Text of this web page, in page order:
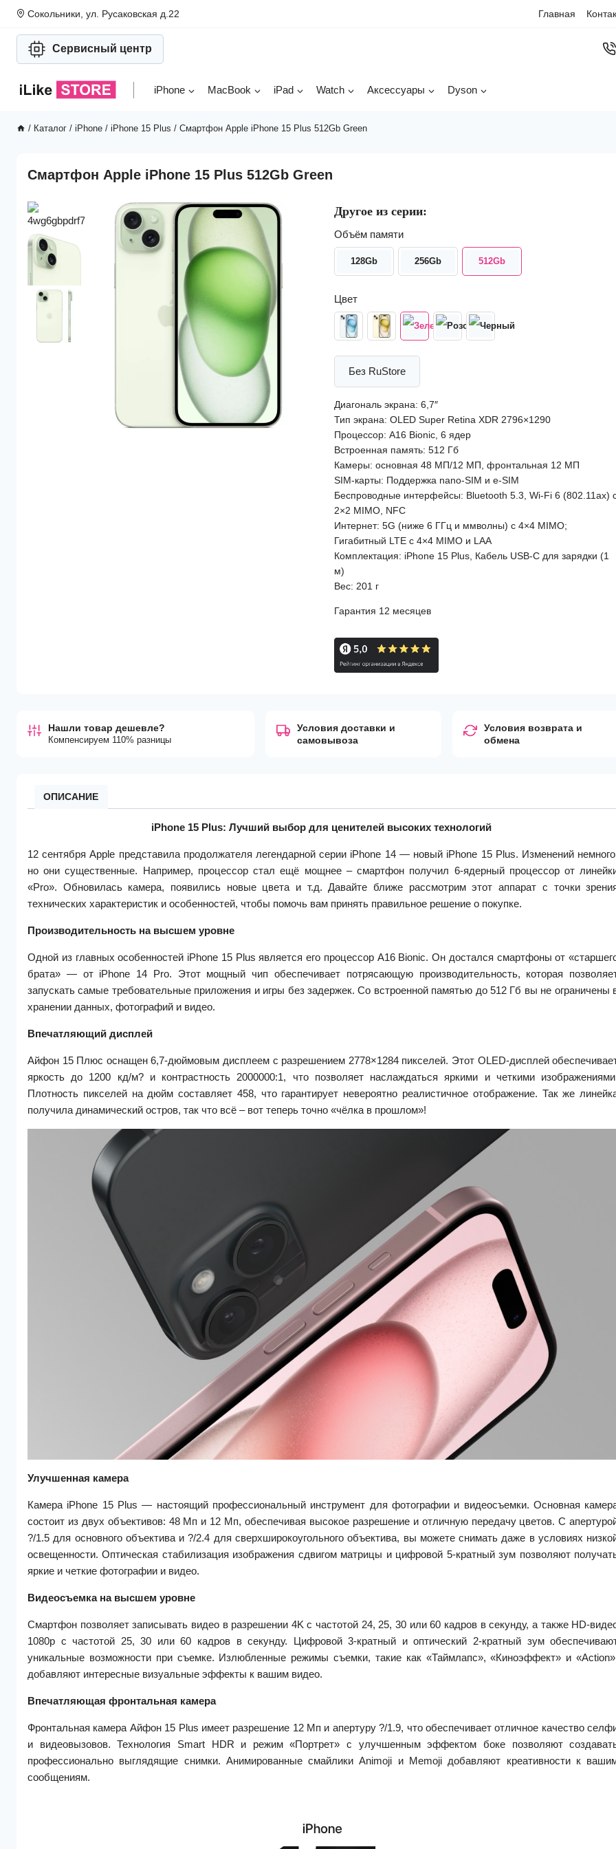
Перейти
содержимому
Сокольники, ул. Русаковская д.22 Главная
Сервисный центр
iPhone MacBook iPad Watch Аксессуары Dyson
/ Каталог / iPhone / iPhone 15 Plus / Смартфон Apple iPhone 15 Plus 512Gb Green
Смартфон Apple iPhone 15 Plus 512Gb Green
Другое из серии:
Объём памяти
128Gb 256Gb 512Gb
Цвет
Без RuStore
Диагональ экрана: 6,7″
Тип экрана: OLED Super Retina XDR 2796×1290
Процессор: A16 Bionic, 6 ядер
Встроенная память: 512 Гб
Камеры: основная 48 МП/12 МП, фронтальная 12 МП
SIM-карты: Поддержка nano-SIM и e-SIM
Беспроводные интерфейсы: Bluetooth 5.3, Wi-Fi 6 (802.11ax)
2×2 MIMO, NFC
Интернет: 5G (ниже 6 ГГц и ммволны) с 4×4 MIMO;
Гигабитный LTE с 4×4 MIMO и LAA
Комплектация: iPhone 15 Plus, Кабель USB-C для зарядки (1
м)
Вес: 201 г
Гарантия 12 месяцев
Нашли товар дешевле?
Компенсируем 110% разницы
Условия доставки и
самовывоза
Условия возврата и
обмена
ОПИСАНИЕ
iPhone 15 Plus: Лучший выбор для ценителей высоких технологий
12 сентября Apple представила продолжателя легендарной серии iPhone 14 — новый iPhone 15 Plus. Изменений
но они существенные. Например, процессор стал ещё мощнее – смартфон получил 6-ядерный процессор от
«Pro». Обновилась камера, появились новые цвета и т.д. Давайте ближе рассмотрим этот аппарат с точки
технических характеристик и особенностей, чтобы помочь вам принять правильное решение о покупке.
Производительность на высшем уровне
Одной из главных особенностей iPhone 15 Plus является его процессор A16 Bionic. Он достался смартфоны от
брата» — от iPhone 14 Pro. Этот мощный чип обеспечивает потрясающую производительность, которая
запускать самые требовательные приложения и игры без задержек. Со встроенной памятью до 512 Гб вы не ограничены
хранении данных, фотографий и видео.
Впечатляющий дисплей
Айфон 15 Плюс оснащен 6,7-дюймовым дисплеем с разрешением 2778×1284 пикселей. Этот OLED-дисплей
яркость до 1200 кд/м? и контрастность 2000000:1, что позволяет наслаждаться яркими и четкими
Плотность пикселей на дюйм составляет 458, что гарантирует невероятно реалистичное отображение. Так же
получила динамический остров, так что всё – вот теперь точно «чёлка в прошлом»!
Улучшенная камера
Камера iPhone 15 Plus — настоящий профессиональный инструмент для фотографии и видеосъемки. Основная
состоит из двух объективов: 48 Мп и 12 Мп, обеспечивая высокое разрешение и отличную передачу цветов. С
?/1.5 для основного объектива и ?/2.4 для сверхширокоугольного объектива, вы можете снимать даже в условиях
освещенности. Оптическая стабилизация изображения сдвигом матрицы и цифровой 5-кратный зум позволяют
яркие и четкие фотографии и видео.
Видеосъемка на высшем уровне
Смартфон позволяет записывать видео в разрешении 4K с частотой 24, 25, 30 или 60 кадров в секунду, а также HD-
1080p с частотой 25, 30 или 60 кадров в секунду. Цифровой 3-кратный и оптический 2-кратный зум
уникальные возможности при съемке. Излюбленные режимы съемки, такие как «Таймлапс», «Киноэффект» и
добавляют интересные визуальные эффекты к вашим видео.
Впечатляющая фронтальная камера
Фронтальная камера Айфон 15 Plus имеет разрешение 12 Мп и апертуру ?/1.9, что обеспечивает отличное качество
и видеовызовов. Технология Smart HDR и режим «Портрет» с улучшенным эффектом боке позволяют
профессионально выглядящие снимки. Анимированные смайлики Animoji и Memoji добавляют креативности к
сообщениям.